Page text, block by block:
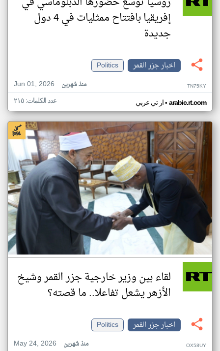
إفريقيا بافتتاح ممثليات في 4 دول
جديدة
اخبار جزر القمر
Politics
Jun 01, 2026
منذ شهرين TN75KY
ار تي عربي• arabic.rt.com عدد الكلمات: ٢١٥
لقاء بين وزير خارجية جزر القمر وشيخ
الأزهر يشعل تفاعلا.. ما قصته؟
اخبار جزر القمر
Politics
May 24, 2026
منذ شهرين OX58UY